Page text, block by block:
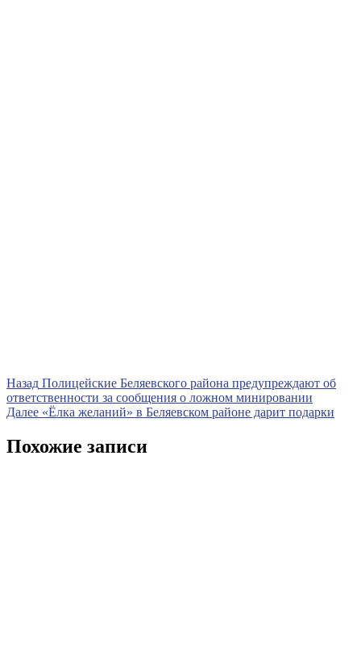
Навигация
по
Назад Предыдущая
запись
Полицейские Беляевского района предупреждают об
ответственности за сообщения о ложном минировании
Далее Следующая
«Ёлка желаний» в Беляевском районе дарит подарки
Похожие записи